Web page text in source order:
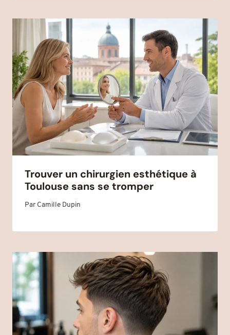
Trouver un chirurgien esthétique à
Toulouse sans se tromper
Par Camille Dupin